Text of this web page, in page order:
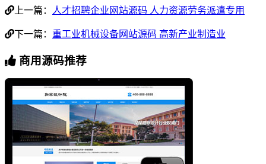
上一篇： 人才招聘企业网站源码 人力资源劳务派遣专用
下一篇： 重工业机械设备网站源码 高新产业制造业
商用源码推荐